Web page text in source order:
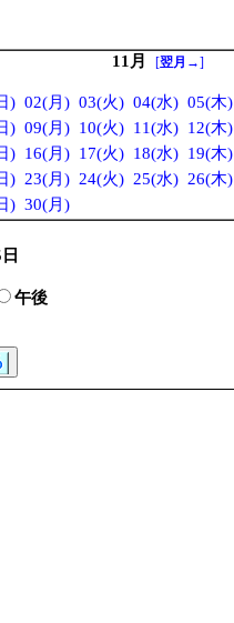
11月 [翌月→]
) 02(月) 03(火) 04(水) 05(木)
) 09(月) 10(火) 11(水) 12(木)
) 16(月) 17(火) 18(水) 19(木)
) 23(月) 24(火) 25(水) 26(木)
) 30(月)
午後